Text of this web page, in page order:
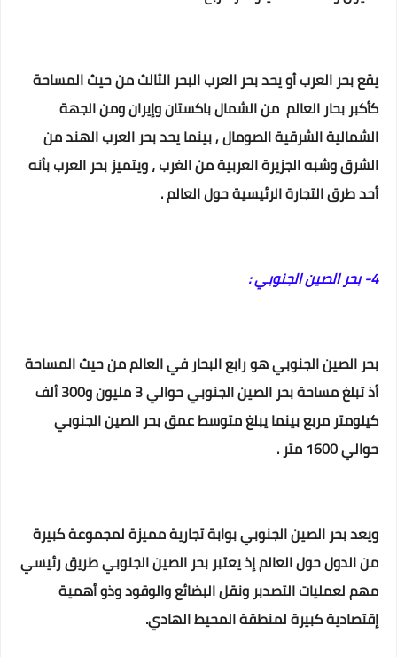
يقع بحر العرب أو يحد بحر العرب البحر الثالث من حيث المساحة
كأكبر بحار العالم من الشمال باكستان وإيران ومن الجهة
الشمالية الشرقية الصومال , بينما يحد بحر العرب الهند من
الشرق وشبه الجزيرة العربية من الغرب ،ويتميز بحر العرب بأنه
أحد طرق التجارة الرئيسية حول العالم .
4- بحر الصين الجنوبي :
بحر الصين الجنوبي هو رابع البحار في العالم من حيث المساحة
أذ تبلغ مساحة بحر الصين الجنوبي حوالي 3 مليون و300 ألف
كيلومتر مربع بينما يبلغ متوسط عمق بحر الصين الجنوبي
حوالي 1600 متر .
ويعد بحر الصين الجنوبي بوابة تجارية مميزة لمجموعة كبيرة
من الدول حول العالم إذ يعتبر بحر الصين الجنوبي طريق رئيسي
مهم لعمليات التصدبر ونقل البضائع والوقود وذو أهمية
إقتصادية كبيرة لمنطقة المحيط الهادي.